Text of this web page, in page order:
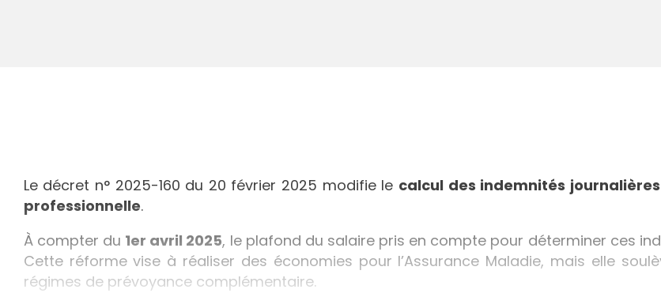
Le décret n° 2025-160 du 20 février 2025 modifie le calcul des indemnités
professionnelle.
À compter du 1er avril 2025, le plafond du salaire pris en compte pour déterminer ces
Cette réforme vise à réaliser des économies pour l’Assurance Maladie, mais elle
régimes de prévoyance complémentaire.